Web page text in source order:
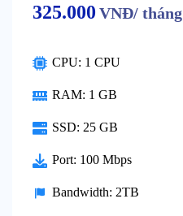
325.000 VNĐ/ tháng
CPU: 1 CPU
RAM: 1 GB
SSD: 25 GB
Port: 100 Mbps
Bandwidth: 2TB